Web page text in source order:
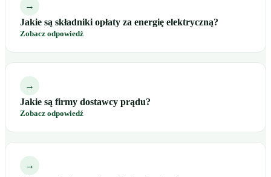
→
Jakie są składniki opłaty za energię elektryczną?
Zobacz odpowiedź
→
Jakie są firmy dostawcy prądu?
Zobacz odpowiedź
→